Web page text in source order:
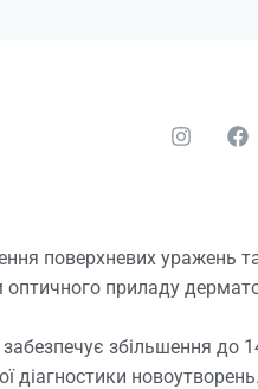
поверхневих уражень
приладу
збільшення до
діагностики новоутворень.